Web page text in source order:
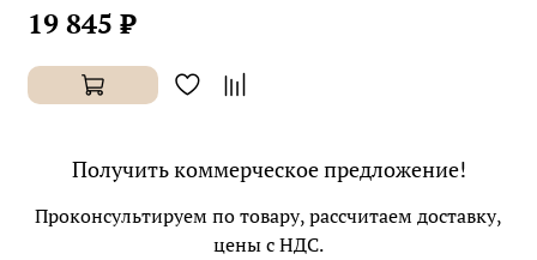
19 845 ₽
Получить коммерческое предложение!
Проконсультируем по товару, рассчитаем доставку,
цены с НДС.